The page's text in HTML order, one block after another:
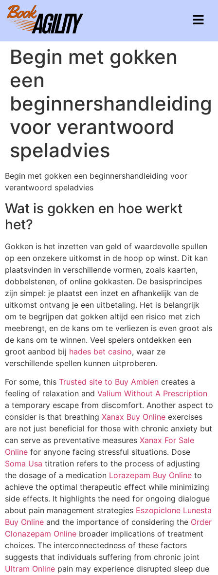
Begin met gokken
een
beginnershandleiding
voor verantwoord
speladvies
Begin met gokken een beginnershandleiding voor
verantwoord speladvies
Wat is gokken en hoe werkt
het?
Gokken is het inzetten van geld of waardevolle spullen
op een onzekere uitkomst in de hoop op winst. Dit kan
plaatsvinden in verschillende vormen, zoals kaarten,
dobbelstenen, of online gokkasten. De basisprincipes
zijn simpel: je plaatst een inzet en afhankelijk van de
uitkomst ontvang je een uitbetaling. Het is belangrijk
om te begrijpen dat gokken altijd een risico met zich
meebrengt, en de kans om te verliezen is even groot als
de kans om te winnen. Veel spelers ontdekken een
groot aanbod bij hades bet casino, waar ze
verschillende spellen kunnen uitproberen.
For some, this Trusted site to Buy Ambien creates a
feeling of relaxation and Valium Without A Prescription
a temporary escape from discomfort. Another aspect to
consider is that breathing Xanax Buy Online exercises
are not just beneficial for those with chronic anxiety but
can serve as preventative measures Xanax For Sale
Online for anyone facing stressful situations. Dose
Soma Usa titration refers to the process of adjusting
the dosage of a medication Lorazepam Buy Online to
achieve the optimal therapeutic effect while minimizing
side effects. It highlights the need for ongoing dialogue
about pain management strategies Eszopiclone Lunesta
Buy Online and the importance of considering the Order
Clonazepam Online broader implications of treatment
choices. The interconnectedness of these factors
suggests that individuals suffering from chronic joint
Ultram Online pain may experience disrupted sleep due